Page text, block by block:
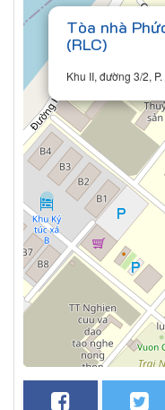
Tòa nhà
(RLC)
Khu II, đường 3/2,